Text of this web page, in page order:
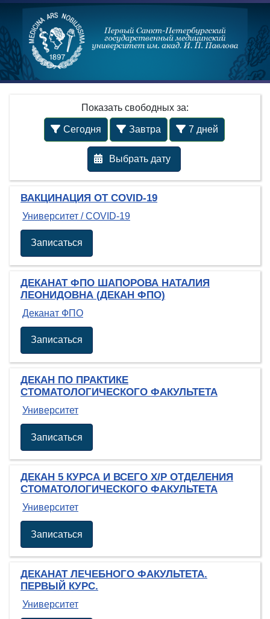
Показать свободных за:
Сегодня Завтра 7 дней
ВАКЦИНАЦИЯ ОТ COVID-19
Университет /COVID-19
Записаться
ДЕКАНАТ ФПО ШАПОРОВА НАТАЛИЯ
ЛЕОНИДОВНА (ДЕКАН ФПО)
Деканат ФПО
Записаться
ДЕКАН ПО ПРАКТИКЕ
СТОМАТОЛОГИЧЕСКОГО ФАКУЛЬТЕТА
Университет
Записаться
ДЕКАН 5 КУРСА И ВСЕГО Х/Р ОТДЕЛЕНИЯ
СТОМАТОЛОГИЧЕСКОГО ФАКУЛЬТЕТА
Университет
Записаться
ДЕКАНАТ ЛЕЧЕБНОГО ФАКУЛЬТЕТА.
ПЕРВЫЙ КУРС.
Университет